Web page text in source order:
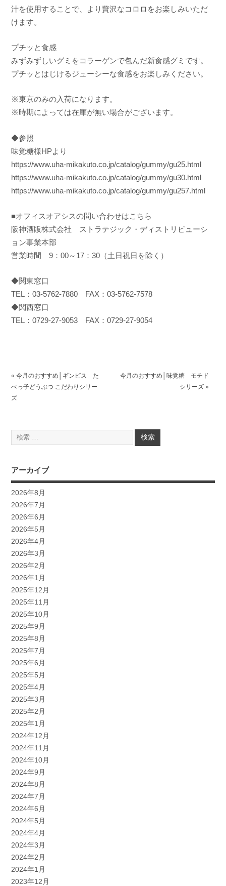
汁を使用することで、より贅沢なコロロをお楽しみいただ
けます。
プチッと食感
みずみずしいグミをコラーゲンで包んだ新食感グミです。
プチッとはじけるジューシーな食感をお楽しみください。
※東京のみの入荷になります。
※時期によっては在庫が無い場合がございます。
◆参照
味覚糖様HPより
https://www.uha-mikakuto.co.jp/catalog/gummy/gu25.html
https://www.uha-mikakuto.co.jp/catalog/gummy/gu30.html
https://www.uha-mikakuto.co.jp/catalog/gummy/gu257.html
■オフィスオアシスの問い合わせはこちら
阪神酒販株式会社 ストラテジック・ディストリビューシ
ョン事業本部
営業時間 9：00～17：30（土日祝日を除く）
◆関東窓口
TEL：03-5762-7880 FAX：03-5762-7578
◆関西窓口
TEL：0729-27-9053 FAX：0729-27-9054
« 今月のおすすめ│ギンビス た
べっ子どうぶつ こだわりシリー
ズ
今月のおすすめ│味覚糖 モチド
シリーズ»
アーカイブ
2026年8月
2026年7月
2026年6月
2026年5月
2026年4月
2026年3月
2026年2月
2026年1月
2025年12月
2025年11月
2025年10月
2025年9月
2025年8月
2025年7月
2025年6月
2025年5月
2025年4月
2025年3月
2025年2月
2025年1月
2024年12月
2024年11月
2024年10月
2024年9月
2024年8月
2024年7月
2024年6月
2024年5月
2024年4月
2024年3月
2024年2月
2024年1月
2023年12月